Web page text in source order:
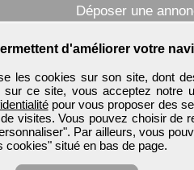
d'améliorer votre
les cookies sur son site, dont
sur ce site, vous acceptez notre
pour vous proposer des
visites. Vous pouvez choisir de
Par ailleurs, vous
cookies" situé en bas de page.
Déposer une